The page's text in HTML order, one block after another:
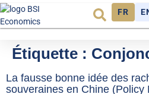
FR
Étiquette :
La fausse bonne idée des
souveraines en Chine (Policy